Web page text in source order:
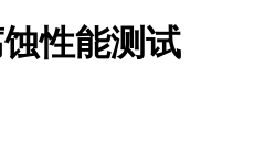
性能测试